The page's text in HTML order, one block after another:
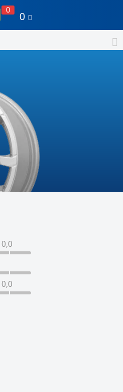
0
0
0,0
0,0